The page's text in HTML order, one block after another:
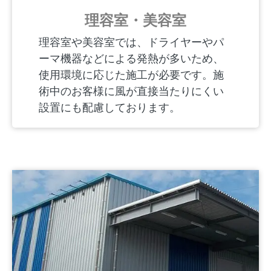
理容室・美容室
理容室や美容室では、ドライヤーやパ
ーマ機器などによる発熱が多いため、
使用環境に応じた施工が必要です。施
術中のお客様に風が直接当たりにくい
設置にも配慮しております。